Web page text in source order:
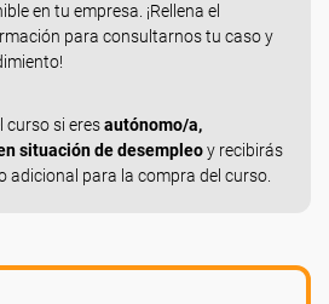
en tu empresa. ¡Rellena el
para consultarnos tu caso y
curso si eresautónomo/a,
situación de desempleoy recibirás
adicional para la compra del curso.